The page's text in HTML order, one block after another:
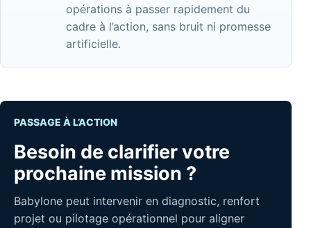
opérations à passer rapidement du
cadre à l’action, sans bruit ni promesse
artificielle.
PASSAGE À L’ACTION
Besoin de clarifier votre
prochaine mission ?
Babylone peut intervenir en diagnostic, renfort
projet ou pilotage opérationnel pour aligner